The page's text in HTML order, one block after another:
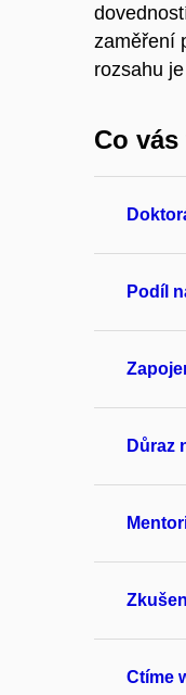
zaměření
rozsahu
Co
Podíl
Důraz
Ctíme